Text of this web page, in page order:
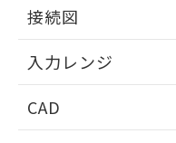
接続図
入力レンジ
CAD